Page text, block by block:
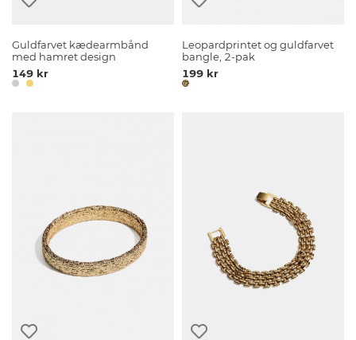
Guldfarvet kædearmbånd
med hamret design
149 kr
Leopardprintet og guldfarvet
bangle, 2-pak
199 kr